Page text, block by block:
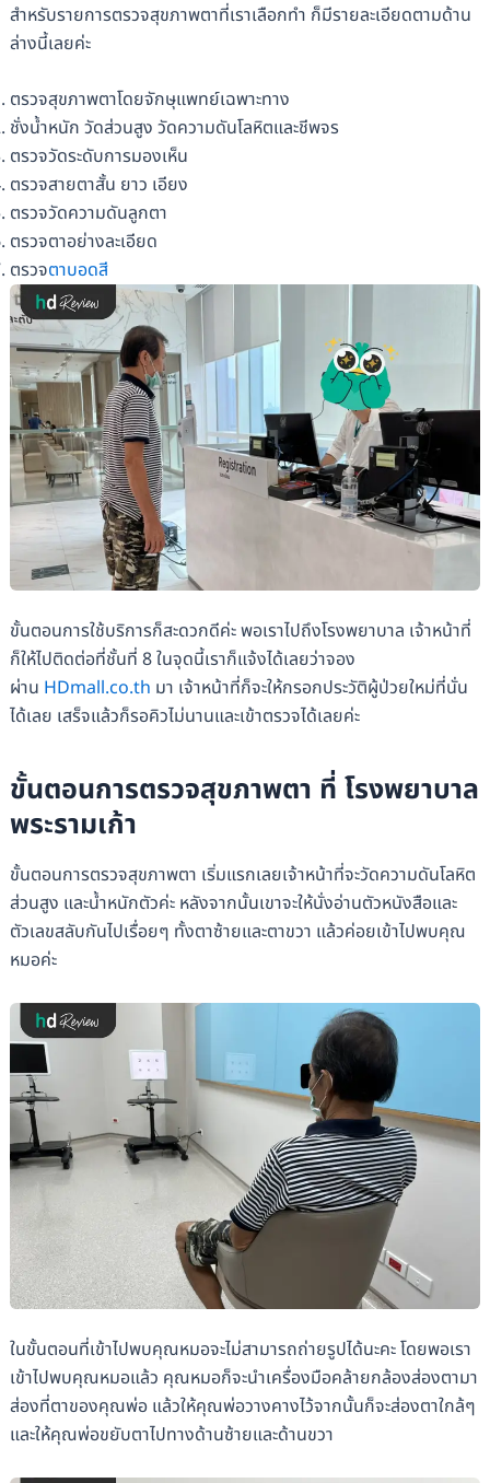
สำหรับรายการตรวจสุขภาพตาที่เราเลือกทำ ก็มีรายละเอียดตามด้าน
ล่างนี้เลยค่ะ
ตรวจสุขภาพตาโดยจักษุแพทย์เฉพาะทาง
ชั่งน้ำหนัก วัดส่วนสูง วัดความดันโลหิตและชีพจร
ตรวจวัดระดับการมองเห็น
ตรวจสายตาสั้น ยาว เอียง
ตรวจวัดความดันลูกตา
ตรวจตาอย่างละเอียด
ตรวจตาบอดสี
ขั้นตอนการใช้บริการก็สะดวกดีค่ะ พอเราไปถึงโรงพยาบาล เจ้าหน้าที่
ก็ให้ไปติดต่อที่ชั้นที่ 8 ในจุดนี้เราก็แจ้งได้เลยว่าจอง
ผ่าน HDmall.co.th มา เจ้าหน้าที่ก็จะให้กรอกประวัติผู้ป่วยใหม่ที่นั่น
ได้เลย เสร็จแล้วก็รอคิวไม่นานและเข้าตรวจได้เลยค่ะ
ขั้นตอนการตรวจสุขภาพตา ที่ โรงพยาบาล
พระรามเก้า
ขั้นตอนการตรวจสุขภาพตา เริ่มแรกเลยเจ้าหน้าที่จะวัดความดันโลหิต
ส่วนสูง และน้ำหนักตัวค่ะ หลังจากนั้นเขาจะให้นั่งอ่านตัวหนังสือและ
ตัวเลขสลับกันไปเรื่อยๆ ทั้งตาซ้ายและตาขวา แล้วค่อยเข้าไปพบคุณ
หมอค่ะ
ในขั้นตอนที่เข้าไปพบคุณหมอจะไม่สามารถถ่ายรูปได้นะคะ โดยพอเรา
เข้าไปพบคุณหมอแล้ว คุณหมอก็จะนำเครื่องมือคล้ายกล้องส่องตามา
ส่องที่ตาของคุณพ่อ แล้วให้คุณพ่อวางคางไว้จากนั้นก็จะส่องตาใกล้ๆ
และให้คุณพ่อขยับตาไปทางด้านซ้ายและด้านขวา